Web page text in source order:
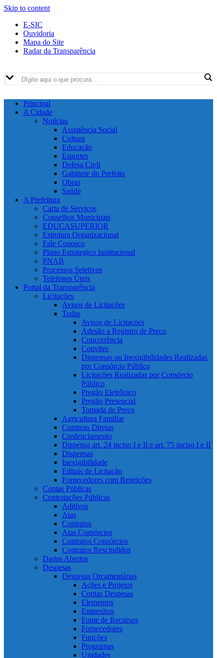
Skip to content
E-SIC
Ouvidoria
Mapa do Site
Radar da Transparência
Principal
A Cidade
Notícias
Assistência Social
Cultura
Educação
Esportes
Defesa Civil
Gabinete do Prefeito
Obras
Saúde
A Prefeitura
Carta de Serviços
Conselhos Municipais
EDUCASUPERIOR
Estrutura Organizacional
Fale Conosco
Plano Estrategico Institucional
PNAB
Processos Seletivos
Telefones Úteis
Portal da Transparência
Licitações
Avisos de Licitações
Todas
Avisos de Licitações
Adesão a Registro de Preço
Concorrência
Convites
Dispensas ou Inexigibilidades Realizadas
por Consórcio Público
Licitações Realizadas por Consórcio
Público
Pregão Eletrônico
Pregão Presencial
Tomada de Preço
Agricultura Familiar
Compras Diretas
Credenciamento
Dispensa art. 24 inciso I e II e art. 75 inciso I e II
Dispensas
Inexigibilidade
Editais de Licitação
Fornecedores com Restrições
Contas Públicas
Contratações Públicas
Aditivos
Atas
Contratos
Atas Consórcios
Contratos Consórcios
Contratos Rescindidos
Dados Abertos
Despesas
Despesas Orçamentárias
Ações e Projetos
Contas Despesas
Elementos
Empenhos
Fonte de Recursos
Fornecedores
Funções
Programas
Unidades